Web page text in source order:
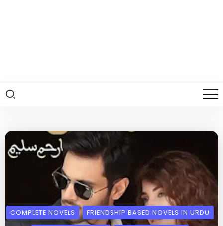
COMPLETE NOVELS FRIENDSHIP BASED NOVELS IN URDU